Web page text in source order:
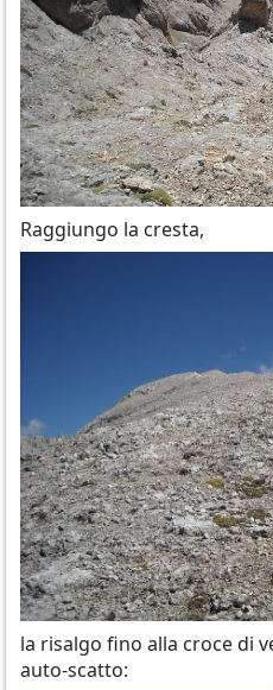
Raggiungo la cresta,
la risalgo fino alla croce di
auto-scatto: